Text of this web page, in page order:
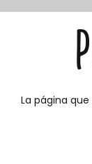
La página